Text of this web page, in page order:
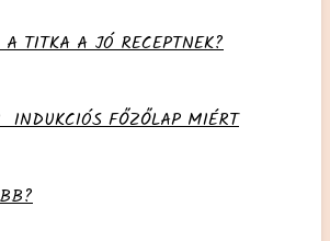
TITKA A JÓ RECEPTNEK?
INDUKCIÓS FŐZŐLAP MIÉRT